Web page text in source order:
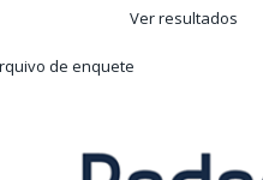
Ver resultados
de enquete